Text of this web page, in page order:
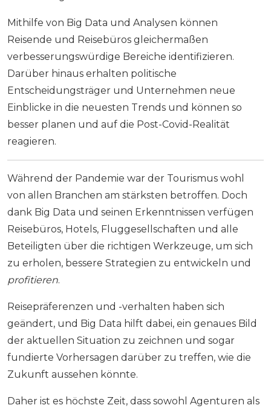
Mithilfe von Big Data und Analysen können
Reisende und Reisebüros gleichermaßen
verbesserungswürdige Bereiche identifizieren.
Darüber hinaus erhalten politische
Entscheidungsträger und Unternehmen neue
Einblicke in die neuesten Trends und können so
besser planen und auf die Post-Covid-Realität
reagieren.
Während der Pandemie war der Tourismus wohl
von allen Branchen am stärksten betroffen. Doch
dank Big Data und seinen Erkenntnissen verfügen
Reisebüros, Hotels, Fluggesellschaften und alle
Beteiligten über die richtigen Werkzeuge, um sich
zu erholen, bessere Strategien zu entwickeln und
profitieren.
Reisepräferenzen und -verhalten haben sich
geändert, und Big Data hilft dabei, ein genaues Bild
der aktuellen Situation zu zeichnen und sogar
fundierte Vorhersagen darüber zu treffen, wie die
Zukunft aussehen könnte.
Daher ist es höchste Zeit, dass sowohl Agenturen als